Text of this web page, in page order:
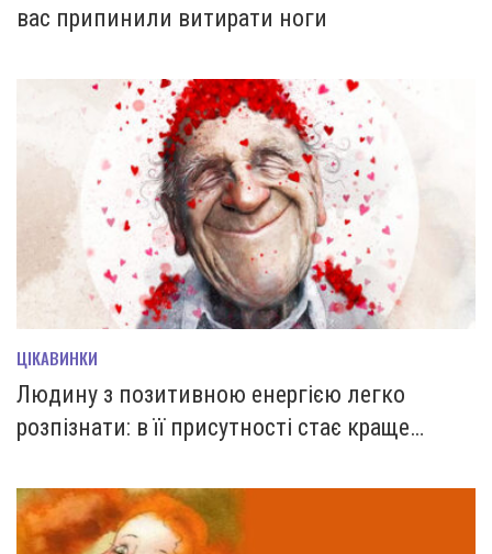
вас припинили витирати ноги
ЦІКАВИНКИ
Людину з позитивною енергією легко
розпізнати: в її присутності стає краще…